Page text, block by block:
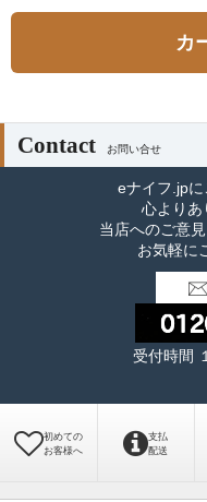
カ
Contact お問い合せ
eナイフ.jpに
心よりあ
当店へのご意
お気軽に
受付時間
初めての
お客様へ
支払
配送